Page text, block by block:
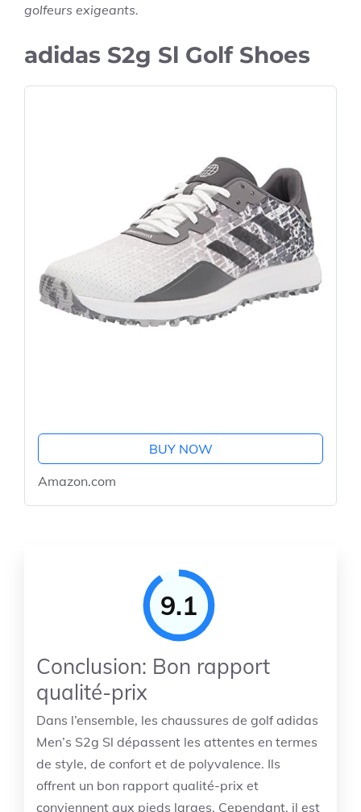
golfeurs exigeants.
adidas S2g Sl Golf Shoes
BUY NOW
Amazon.com
9.1
Conclusion: Bon rapport
qualité-prix
Dans l’ensemble, les chaussures de golf adidas
Men’s S2g Sl dépassent les attentes en termes
de style, de confort et de polyvalence. Ils
offrent un bon rapport qualité-prix et
conviennent aux pieds larges. Cependant, il est